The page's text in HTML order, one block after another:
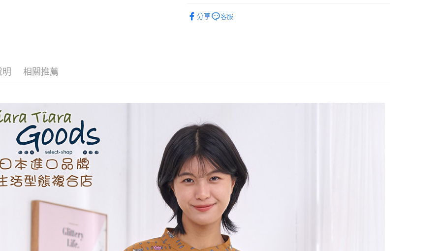
【關於「AFTEE先享後付」】
／ATM／網路銀行／等多元方式進行付款，方視為交易完成。
※ 請注意：結帳手續完成當下不需立刻繳費，但若您需要取消訂單，請聯
絡購買商品的店家。未經商家同意取消之訂單仍視為有效，需透過AFTEE
先享後付繳納相關費用。
※ 交易是否成功請以「AFTEE先享後付 」之結帳頁面顯示為準，若有關於
是否繳費成功／繳費後需取消欲退款等相關疑問，請聯繫「AFTEE先享後
付客戶支援中心」
https://netprotections.freshdesk.com/support/home
【注意事項】
１．透過由恩沛科技股份有限公司提供之「AFTEE先享後付」服務完成之
交易，需依本服務之必要範圍內提供個人資料，並將交易相關給付款項請
求債權轉讓予恩沛科技股份有限公司。
２．關於個人資料處理事宜，請瀏覽以下網址：
https://aftee.tw/terms/#terms3
３．未成年的使用者請事先徵得法定代理人或監護人之同意方可使用
7-11取貨付款
每筆NT$60，滿NT$2,000(含以上)免運費
付款後7-11取貨
每筆NT$60，滿NT$2,000(含以上)免運費
黑貓宅急便(包裹尺寸60cm以下)
每筆NT$100，滿NT$2,000(含以上)免運費
黑貓宅急便(包裹尺寸90cm以下)
每筆NT$140，滿NT$2,000(含以上)免運費
分享 客服
明 相關推薦